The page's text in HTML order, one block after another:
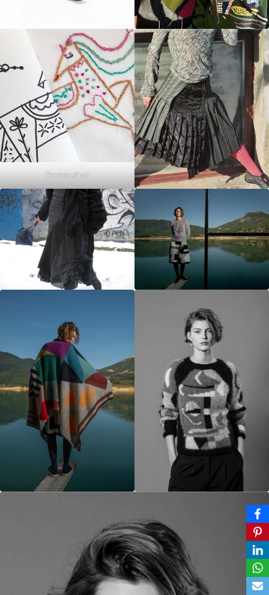
Screenshot